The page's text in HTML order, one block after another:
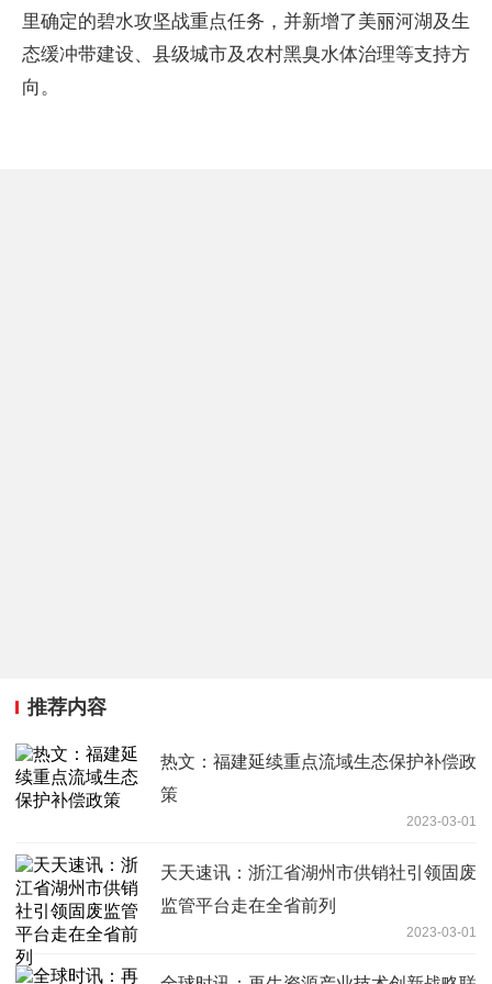
里确定的碧水攻坚战重点任务，并新增了美丽河湖及生
态缓冲带建设、县级城市及农村黑臭水体治理等支持方
向。
推荐内容
热文：福建延续重点流域生态保护补偿政
策
2023-03-01
天天速讯：浙江省湖州市供销社引领固废
监管平台走在全省前列
2023-03-01